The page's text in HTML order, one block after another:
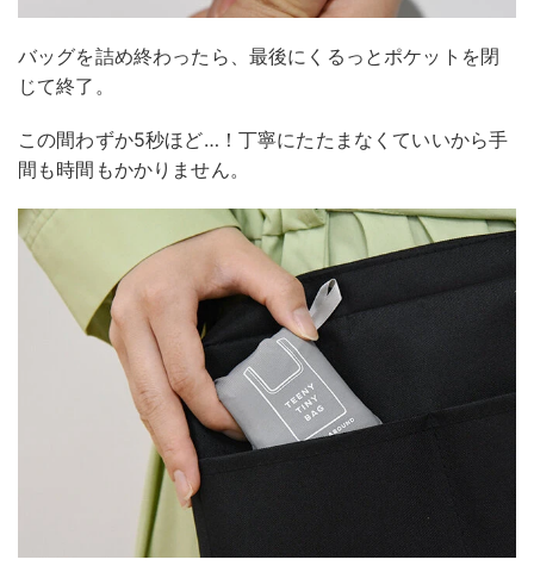
バッグを詰め終わったら、最後にくるっとポケットを閉
じて終了。
この間わずか5秒ほど…！丁寧にたたまなくていいから手
間も時間もかかりません。